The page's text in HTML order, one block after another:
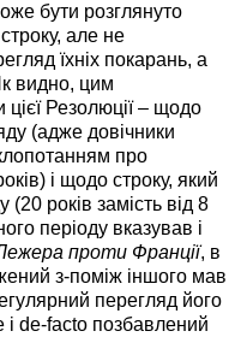
бути розглянуто
строку, але не
їхніх покарань, а
видно, цим
Резолюції – щодо
(адже довічники
про
і щодо строку, який
(20 років замість від 8
періоду вказував і
проти Франції, в
з-поміж іншого мав
перегляд його
і de-facto позбавлений